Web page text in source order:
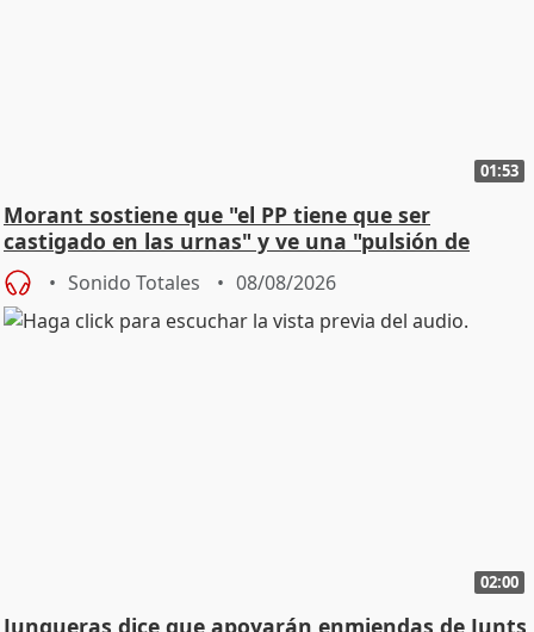
01:53
Morant sostiene que "el PP tiene que ser
castigado en las urnas" y ve una "pulsión de
cambio"
Sonido Totales 08/08/2026
02:00
Junqueras dice que apoyarán enmiendas de Junts